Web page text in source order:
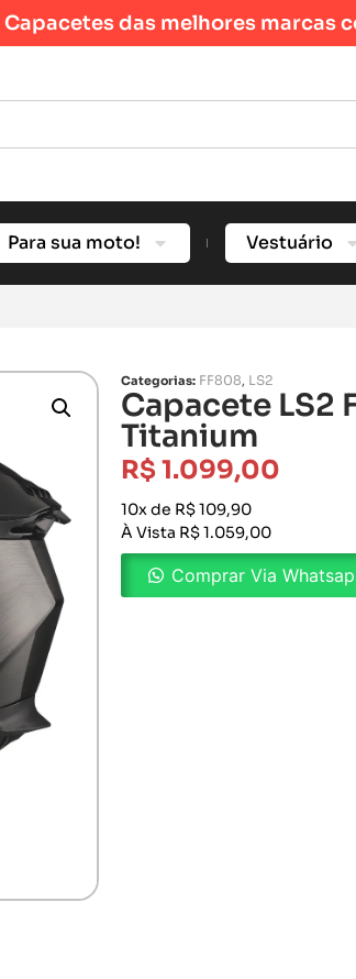
Capacetes das melhores marcas
Para sua moto! Vestuário
Categorias: FF808, LS2
Capacete LS2
Titanium
R$1.099,00
10x de R$ 109,90
À Vista R$ 1.059,00
Comprar Via